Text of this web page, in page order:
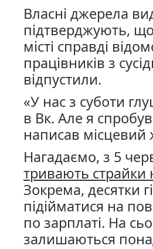
Власні джерела
підтверджують,
місті справді
працівників з
відпустили.
«У нас з суботи
в Вк. Але я
написав місцевий
Нагадаємо, з 5
тривають
Зокрема, десятки
підійматися на
по зарплаті. На
залишаються